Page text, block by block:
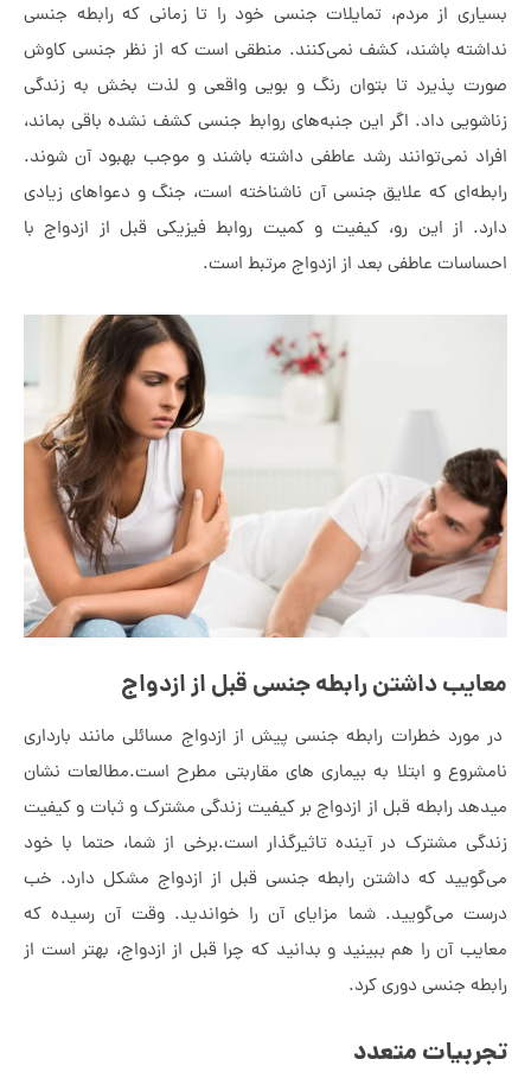
از مردم، تمایلات جنسی خود را تا زمانی که رابطه جنسی
باشند، کشف نمی‌کنند. منطقی است که از نظر جنسی کاوش
پذیرد تا بتوان رنگ و بویی واقعی و لذت بخش به زندگی
داد. اگر این جنبه‌های روابط جنسی کشف نشده باقی بماند،
نمی‌توانند رشد عاطفی داشته باشند و موجب بهبود آن شوند.
که علایق جنسی آن ناشناخته است، جنگ و دعواهای زیادی
از این رو، کیفیت و کمیت روابط فیزیکی قبل از ازدواج با
عاطفی بعد از ازدواج مرتبط است.
داشتن رابطه جنسی قبل از ازدواج
خطرات رابطه جنسی پیش از ازدواج مسائلی مانند بارداری
و ابتلا به بیماری های مقاربتی مطرح است.مطالعات نشان
رابطه قبل از ازدواج بر کیفیت زندگی مشترک و ثبات و کیفیت
مشترک در آینده تاثیرگذار است.برخی از شما، حتما با خود
که داشتن رابطه جنسی قبل از ازدواج مشکل دارد. خب
می‌گویید. شما مزایای آن را خواندید. وقت آن رسیده که
آن را هم ببینید و بدانید که چرا قبل از ازدواج، بهتر است از
جنسی دوری کرد.
متعدد